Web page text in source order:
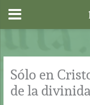
contenido
Sólo en
de la